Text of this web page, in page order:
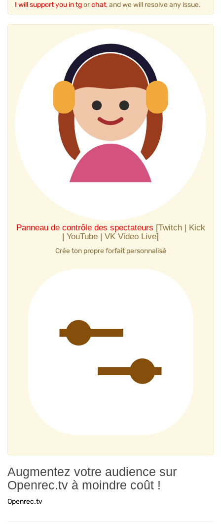
I will support you in tgorchat, and we will resolve any issue.
Panneau de contrôle des spectateurs [Twitch | Kick
| YouTube | VK Video Live]
Crée ton propre forfait personnalisé
Augmentez votre audience sur
Openrec.tv à moindre coût !
Openrec.tv